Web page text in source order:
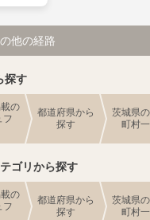
他の経路
探す
の
フ
都道府県から
探す
茨城県
町村
ゴリから探す
の
フ
都道府県から
探す
茨城県
町村